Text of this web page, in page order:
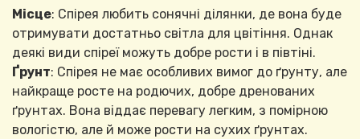
Місце: Спірея любить сонячні ділянки, де вона буде
отримувати достатньо світла для цвітіння. Однак
деякі види спіреї можуть добре рости і в півтіні.
Ґрунт: Спірея не має особливих вимог до ґрунту, але
найкраще росте на родючих, добре дренованих
ґрунтах. Вона віддає перевагу легким, з помірною
вологістю, але й може рости на сухих ґрунтах.